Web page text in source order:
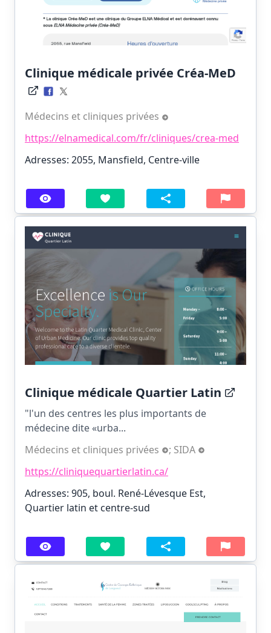
Clinique médicale privée Créa-MeD
Médecins et cliniques privées
https://elnamedical.com/fr/cliniques/crea-med
Adresses: 2055, Mansfield, Centre-ville
Clinique médicale Quartier Latin
"l'un des centres les plus importants de
médecine dite «urba...
Médecins et cliniques privées
; SIDA
https://cliniquequartierlatin.ca/
Adresses: 905, boul. René-Lévesque Est,
Quartier latin et centre-sud